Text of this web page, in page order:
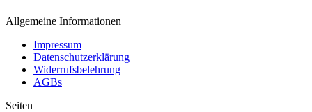
Allgemeine Informationen
Impressum
Datenschutzerklärung
Widerrufsbelehrung
AGBs
Seiten